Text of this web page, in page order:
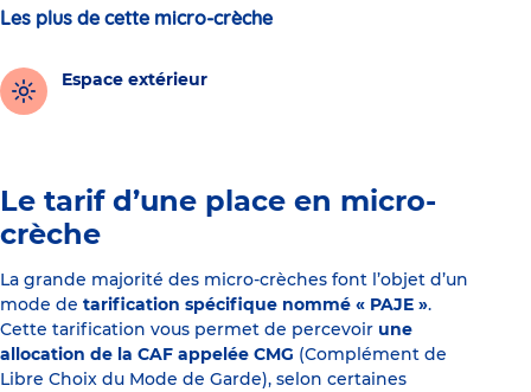
Les plus de cette micro-crèche
Espace extérieur
Le tarif d’une place en micro-
crèche
La grande majorité des micro-crèches font l’objet d’un
mode de tarification spécifique nommé « PAJE ».
Cette tarification vous permet de percevoir une
allocation de la CAF appelée CMG (Complément de
Libre Choix du Mode de Garde), selon certaines